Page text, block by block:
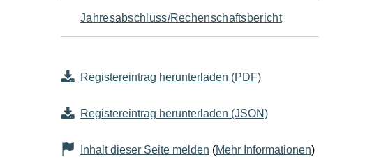
Jahresabschluss/Rechenschaftsbericht
Registereintrag herunterladen (PDF)
Registereintrag herunterladen (JSON)
Inhalt dieser Seite melden (Mehr Informationen)